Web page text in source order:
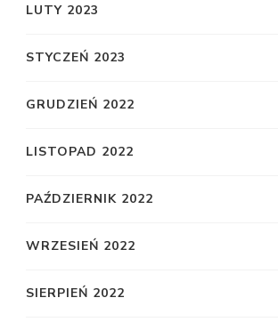
LUTY 2023
STYCZEŃ 2023
GRUDZIEŃ 2022
LISTOPAD 2022
PAŹDZIERNIK 2022
WRZESIEŃ 2022
SIERPIEŃ 2022